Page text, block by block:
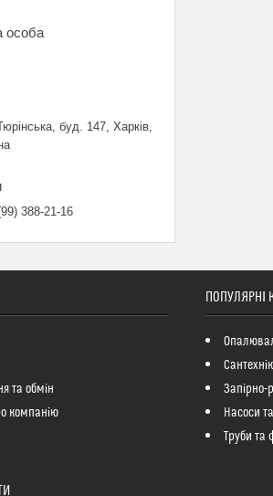
буд. 147, Харків,
388-21-16
та обмін
компанію
ПОПУЛЯРНІ
Насоси
Труби та